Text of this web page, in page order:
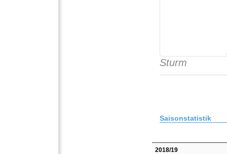
Sturm
Saisonstatistik
2018/19